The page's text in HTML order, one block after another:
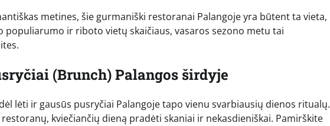
metines, šie gurmaniški restoranai Palangoje yra būtent ta vieta,
populiarumo ir riboto vietų skaičiaus, vasaros sezono metu tai
(Brunch) Palangos širdyje
lėti ir gausūs pusryčiai Palangoje tapo vienu svarbiausių dienos ritualų.
kviečiančių dieną pradėti skaniai ir nekasdieniškai. Pamirškite